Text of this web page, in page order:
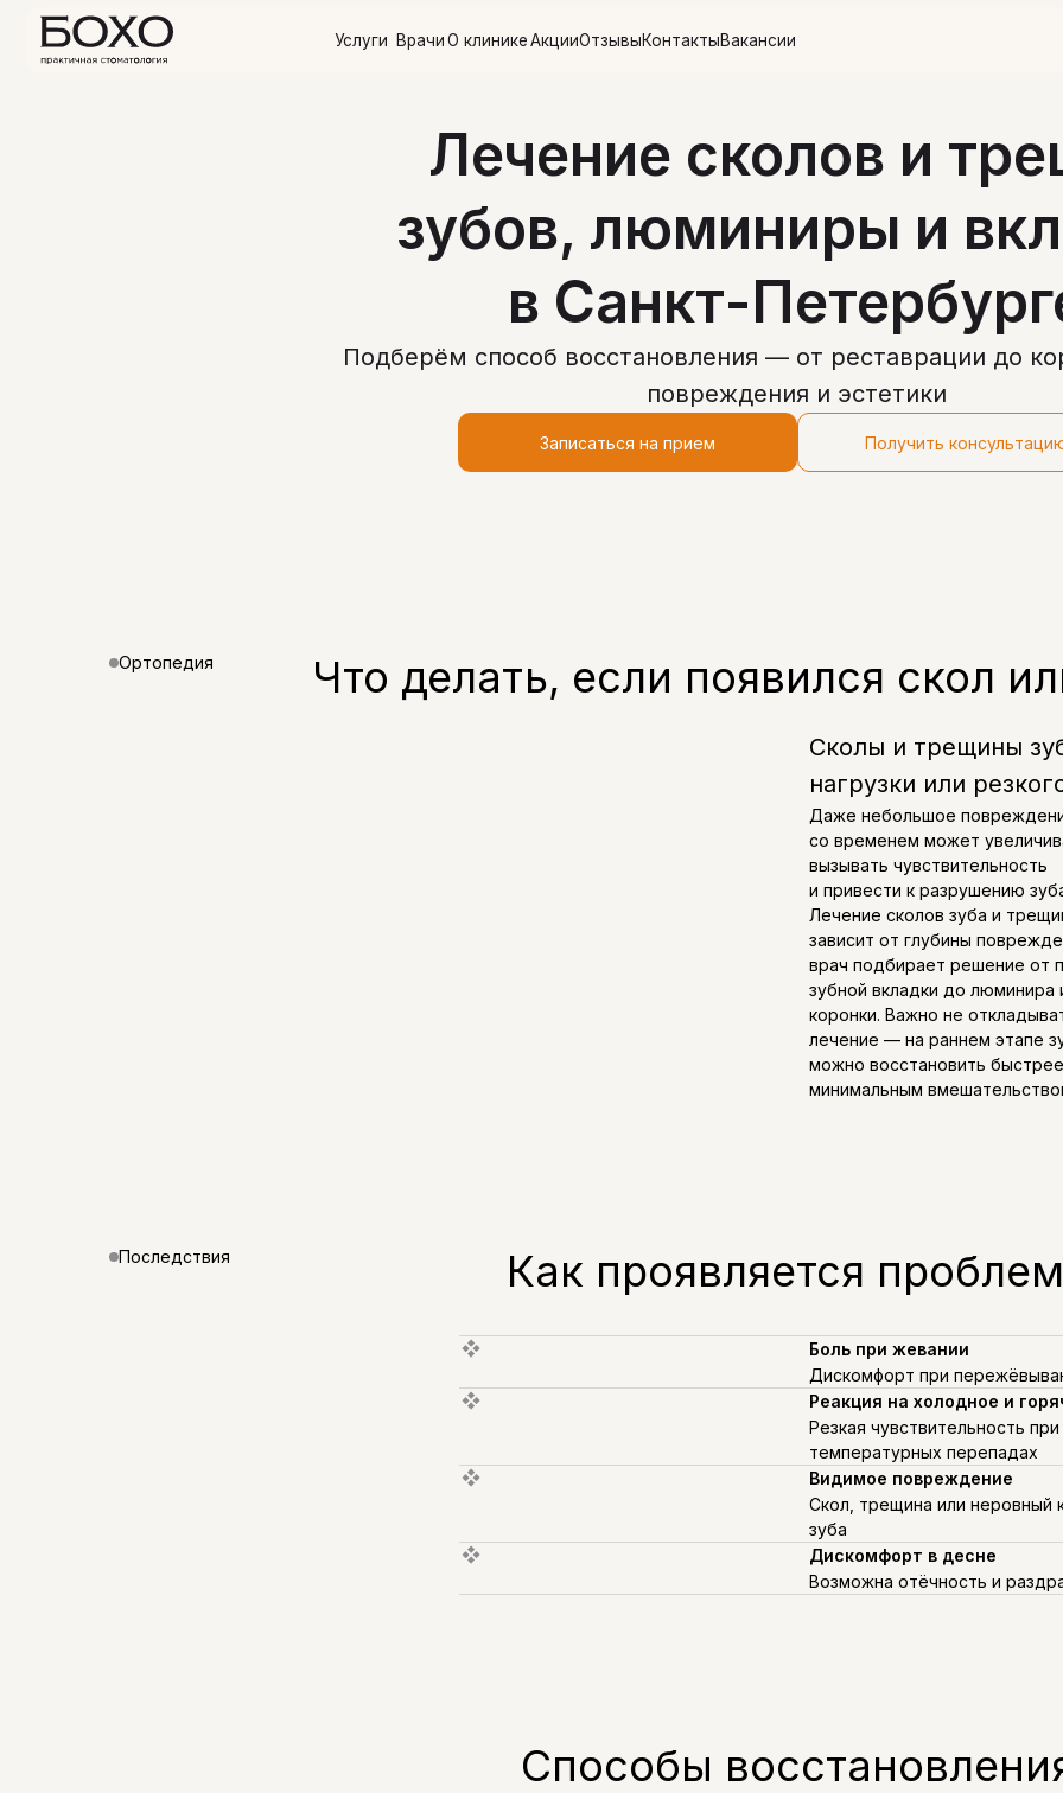
Услуги ВрачиО клиникеАкцииОтзывыКонтактыВакансии
Лечение сколов и
зубов, люминиры и
в Санкт-
Подберём способ восстановления — от реставрации до
повреждения и эстетики
Записаться на прием Получить
Сколы и трещины
нагрузки или
Даже небольшое
со временем может
вызывать чувствительность
и привести к разрушению
Лечение сколов зуба и
зависит от глубины
врач подбирает решение от
зубной вкладки до люминира
коронки. Важно не
лечение — на раннем этапе
можно восстановить
минимальным
Ортопедия Что делать, если появился скол
Боль при жевании
Дискомфорт при
Реакция на холодное и
Резкая чувствительность при
температурных перепадах
Видимое повреждение
Скол, трещина или неровный
зуба
Дискомфорт в десне
Возможна отёчность и
Последствия Как проявляется
Способы